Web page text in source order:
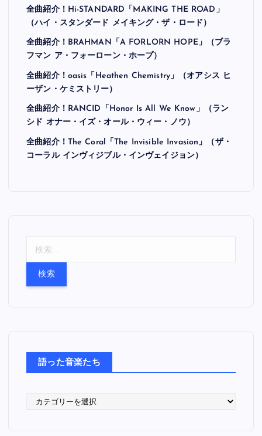
全曲紹介！Hi-STANDARD「MAKING THE ROAD」
（ハイ・スタンダード メイキング・ザ・ロード）
全曲紹介！BRAHMAN「A FORLORN HOPE」（ブラ
フマン ア・フォーローン・ホープ）
全曲紹介！oasis「Heathen Chemistry」（オアシス ヒ
ーザン・ケミストリー）
全曲紹介！RANCID「Honor Is All We Know」（ラン
シド オナー・イズ・オール・ウィー・ノウ）
全曲紹介！The Coral「The Invisible Invasion」（ザ・
コーラル インヴィジブル・インヴェイジョン）
語った音楽たち